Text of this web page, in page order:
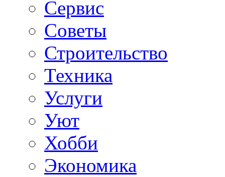
Сервис
Советы
Строительство
Техника
Услуги
Уют
Хобби
Экономика